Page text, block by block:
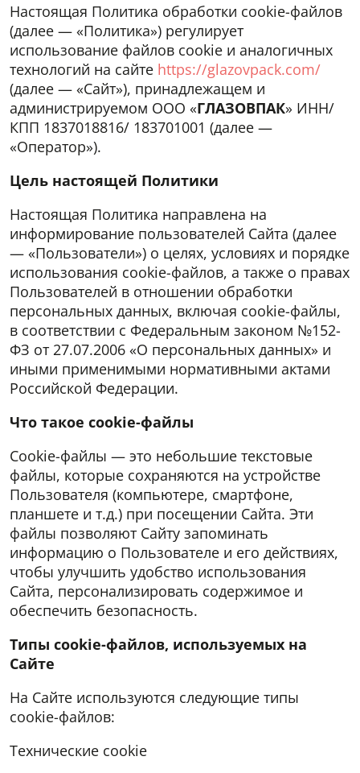
Настоящая Политика обработки cookie-файлов
(далее — «Политика») регулирует
использование файлов cookie и аналогичных
технологий на сайте https://glazovpack.com/
(далее — «Сайт»), принадлежащем и
администрируемом ООО «ГЛАЗОВПАК» ИНН/
КПП 1837018816/ 183701001 (далее —
«Оператор»).
Цель настоящей Политики
Настоящая Политика направлена на
информирование пользователей Сайта (далее
— «Пользователи») о целях, условиях и порядке
использования cookie-файлов, а также о правах
Пользователей в отношении обработки
персональных данных, включая cookie-файлы,
в соответствии с Федеральным законом №152-
ФЗ от 27.07.2006 «О персональных данных» и
иными применимыми нормативными актами
Российской Федерации.
Что такое cookie-файлы
Cookie-файлы — это небольшие текстовые
файлы, которые сохраняются на устройстве
Пользователя (компьютере, смартфоне,
планшете и т.д.) при посещении Сайта. Эти
файлы позволяют Сайту запоминать
информацию о Пользователе и его действиях,
чтобы улучшить удобство использования
Сайта, персонализировать содержимое и
обеспечить безопасность.
Типы cookie-файлов, используемых на
Сайте
На Сайте используются следующие типы
cookie-файлов:
Технические cookie